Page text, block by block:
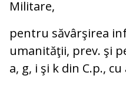
Militare,
pentru săvârşirea
umanităţii, prev. şi
a, g, i şi k din C.p.,